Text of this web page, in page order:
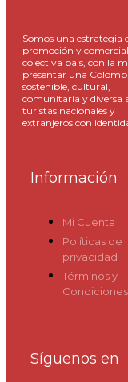
Somos una estrategia
promoción y
colectiva país, con la
presentar una
sostenible, cultural,
comunitaria y diversa
turistas nacionales y
extranjeros con
Información
Mi Cuenta
Políticas de
privacidad
Términos y
Condiciones
Síguenos en